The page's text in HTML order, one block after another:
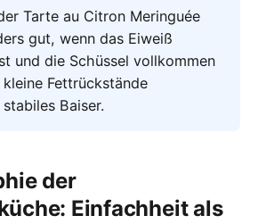
Tarte au Citron Meringuée
gut, wenn das Eiweiß
und die Schüssel vollkommen
Fettrückstände
Baiser.
der
Einfachheit als